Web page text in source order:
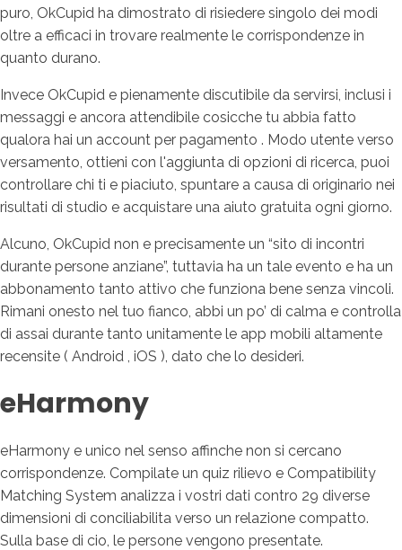
puro, OkCupid ha dimostrato di risiedere singolo dei modi
oltre a efficaci in trovare realmente le corrispondenze in
quanto durano.
Invece OkCupid e pienamente discutibile da servirsi, inclusi i
messaggi e ancora attendibile cosicche tu abbia fatto
qualora hai un account per pagamento . Modo utente verso
versamento, ottieni con l'aggiunta di opzioni di ricerca, puoi
controllare chi ti e piaciuto, spuntare a causa di originario nei
risultati di studio e acquistare una aiuto gratuita ogni giorno.
Alcuno, OkCupid non e precisamente un “sito di incontri
durante persone anziane”, tuttavia ha un tale evento e ha un
abbonamento tanto attivo che funziona bene senza vincoli.
Rimani onesto nel tuo fianco, abbi un po’ di calma e controlla
di assai durante tanto unitamente le app mobili altamente
recensite ( Android , iOS ), dato che lo desideri.
eHarmony
eHarmony e unico nel senso affinche non si cercano
corrispondenze. Compilate un quiz rilievo e Compatibility
Matching System analizza i vostri dati contro 29 diverse
dimensioni di conciliabilita verso un relazione compatto.
Sulla base di cio, le persone vengono presentate.